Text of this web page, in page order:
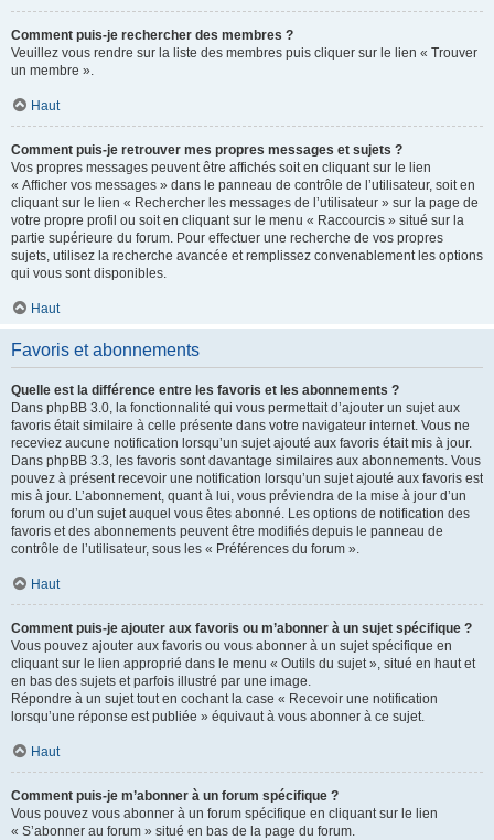
Comment puis-je rechercher des membres ?
Veuillez vous rendre sur la liste des membres puis cliquer sur le lien « Trouver
un membre ».
Haut
Comment puis-je retrouver mes propres messages et sujets ?
Vos propres messages peuvent être affichés soit en cliquant sur le lien
« Afficher vos messages » dans le panneau de contrôle de l’utilisateur, soit en
cliquant sur le lien « Rechercher les messages de l’utilisateur » sur la page de
votre propre profil ou soit en cliquant sur le menu « Raccourcis » situé sur la
partie supérieure du forum. Pour effectuer une recherche de vos propres
sujets, utilisez la recherche avancée et remplissez convenablement les options
qui vous sont disponibles.
Haut
Favoris et abonnements
Quelle est la différence entre les favoris et les abonnements ?
Dans phpBB 3.0, la fonctionnalité qui vous permettait d’ajouter un sujet aux
favoris était similaire à celle présente dans votre navigateur internet. Vous ne
receviez aucune notification lorsqu’un sujet ajouté aux favoris était mis à jour.
Dans phpBB 3.3, les favoris sont davantage similaires aux abonnements. Vous
pouvez à présent recevoir une notification lorsqu’un sujet ajouté aux favoris est
mis à jour. L’abonnement, quant à lui, vous préviendra de la mise à jour d’un
forum ou d’un sujet auquel vous êtes abonné. Les options de notification des
favoris et des abonnements peuvent être modifiés depuis le panneau de
contrôle de l’utilisateur, sous les « Préférences du forum ».
Haut
Comment puis-je ajouter aux favoris ou m’abonner à un sujet spécifique ?
Vous pouvez ajouter aux favoris ou vous abonner à un sujet spécifique en
cliquant sur le lien approprié dans le menu « Outils du sujet », situé en haut et
en bas des sujets et parfois illustré par une image.
Répondre à un sujet tout en cochant la case « Recevoir une notification
lorsqu’une réponse est publiée » équivaut à vous abonner à ce sujet.
Haut
Comment puis-je m’abonner à un forum spécifique ?
Vous pouvez vous abonner à un forum spécifique en cliquant sur le lien
« S’abonner au forum » situé en bas de la page du forum.